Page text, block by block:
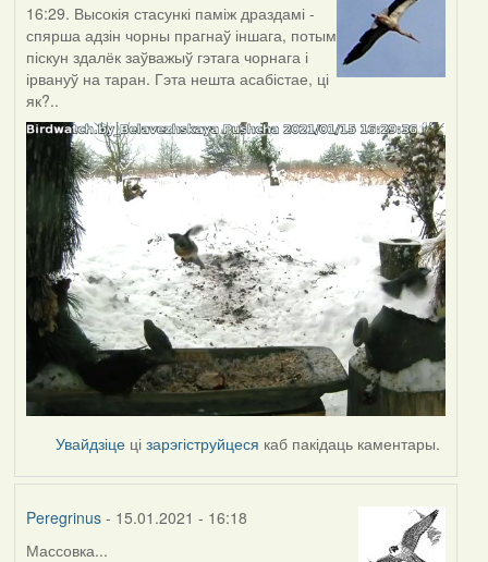
16:29. Высокія стасункі паміж драздамі -
спярша адзін чорны прагнаў іншага, потым
піскун здалёк заўважыў гэтага чорнага і
ірвануў на таран. Гэта нешта асабістае, ці
як?..
Увайдзіце цізарэгіструйцеся каб пакідаць каментары.
Peregrinus- 15.01.2021 - 16:18
Массовка...